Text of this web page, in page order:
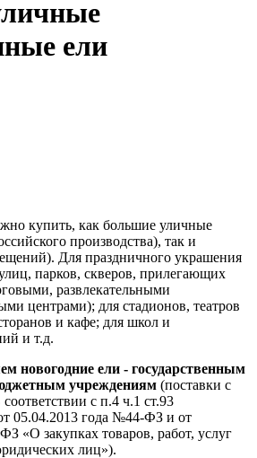
ели
купить, как большие уличные
производства), так и
Для праздничного украшения
парков, скверов, прилегающих
развлекательными
центрами); для стадионов, театров
и кафе; для школ и
и т.д.
новогодние ели - государственным
учреждениям (поставки с
с п.4 ч.1 ст.93
05.04.2013 года №44-ФЗ и от
«О закупках товаров, работ, услуг
лиц»).